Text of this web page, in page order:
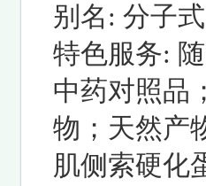
别名: 分子
特色服务:
中药对照品
物；天然产
肌侧索硬化